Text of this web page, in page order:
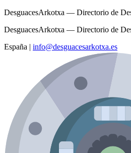
DesguacesArkotxa — Directorio de
DesguacesArkotxa — Directorio de
España | info@desguacesarkotxa.es